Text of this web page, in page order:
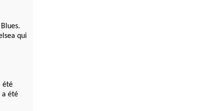
qui
été
a été